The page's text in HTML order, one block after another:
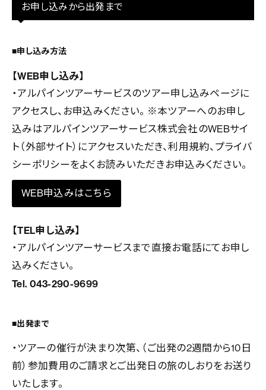
お申し込みから出発まで
■申し込み方法
【WEB申し込み】
・アルパインツアーサービスのツアー申し込みページに
アクセスし、お申込みください。 ※本ツアーへのお申し
込みはアルパインツアーサービス株式会社のWEBサイ
ト（外部サイト）にアクセスいただき、利用規約、プライバ
シーポリシーをよくお読みいただきお申込みください。
WEB申込みはこちら
【TEL申し込み】
・アルパインツアーサービスまで直接お電話にてお申し
込みください。
Tel. 043-290-9699
■出発まで
・ツアーの催行が決まり次第、（ご出発の2週間から10日
前）参加費用のご請求とご出発日の旅のしおりをお送り
いたします。